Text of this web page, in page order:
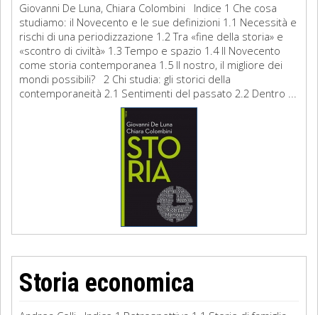
Giovanni De Luna, Chiara Colombini Indice 1 Che cosa
studiamo: il Novecento e le sue definizioni 1.1 Necessità e
rischi di una periodizzazione 1.2 Tra «fine della storia» e
«scontro di civiltà» 1.3 Tempo e spazio 1.4 Il Novecento
come storia contemporanea 1.5 Il nostro, il migliore dei
mondi possibili? 2 Chi studia: gli storici della
contemporaneità 2.1 Sentimenti del passato 2.2 Dentro ...
Storia economica